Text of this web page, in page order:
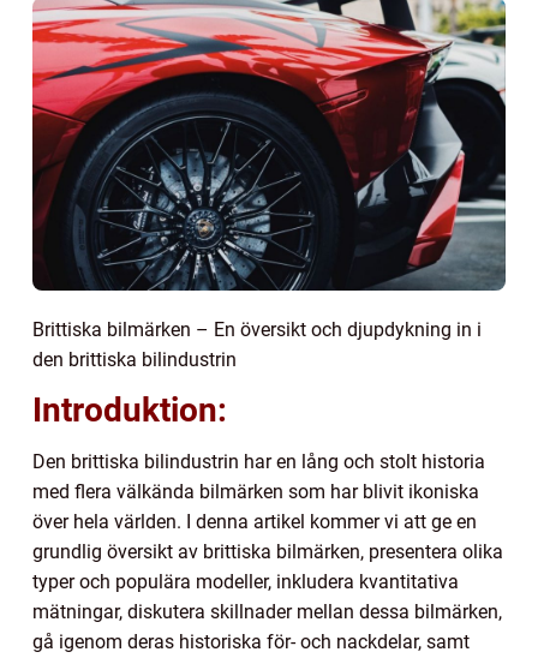
Brittiska bilmärken – En översikt och djupdykning in i
den brittiska bilindustrin
Introduktion:
Den brittiska bilindustrin har en lång och stolt historia
med flera välkända bilmärken som har blivit ikoniska
över hela världen. I denna artikel kommer vi att ge en
grundlig översikt av brittiska bilmärken, presentera olika
typer och populära modeller, inkludera kvantitativa
mätningar, diskutera skillnader mellan dessa bilmärken,
gå igenom deras historiska för- och nackdelar, samt